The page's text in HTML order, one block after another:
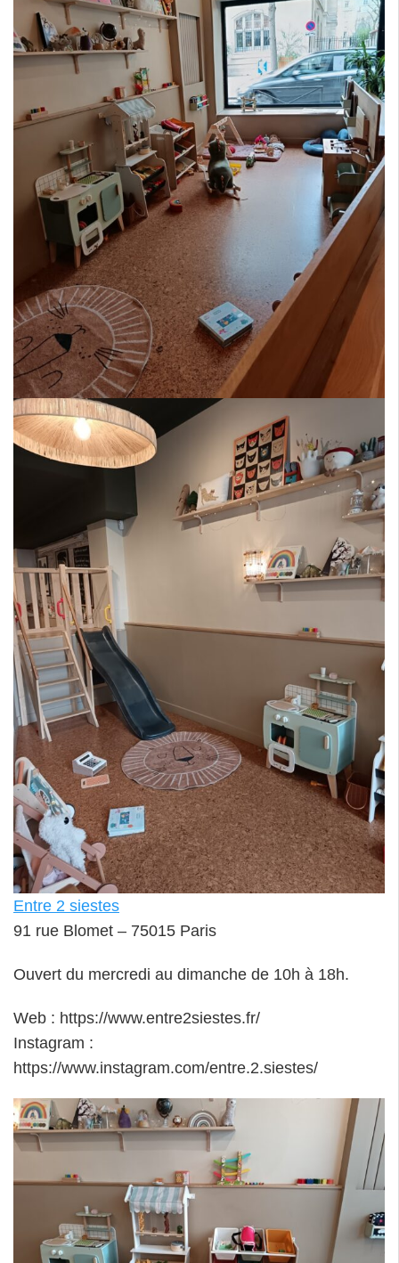
Entre 2 siestes
91 rue Blomet – 75015 Paris
Ouvert du mercredi au dimanche de 10h à 18h.
Web : https://www.entre2siestes.fr/
Instagram :
https://www.instagram.com/entre.2.siestes/